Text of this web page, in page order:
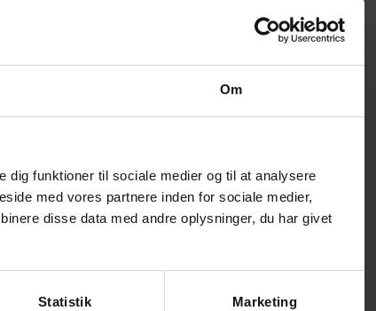
Om
dig funktioner til sociale medier og til at analysere
med vores partnere inden for sociale medier,
disse data med andre oplysninger, du har givet
Statistik Marketing